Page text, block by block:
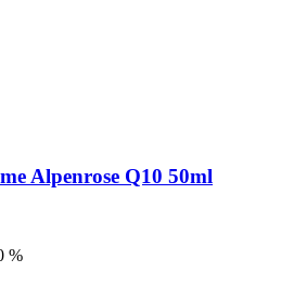
Alpenrose Q10 50ml
%